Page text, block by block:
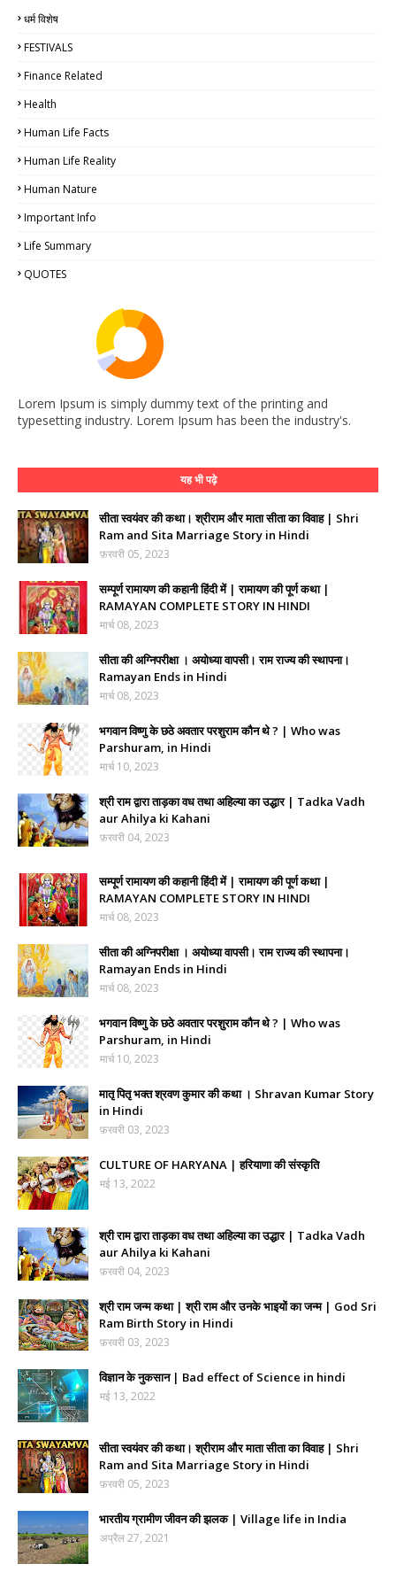
धर्म विशेष
FESTIVALS
Finance Related
Health
Human Life Facts
Human Life Reality
Human Nature
Important Info
Life Summary
QUOTES
Lorem Ipsum is simply dummy text of the printing and
typesetting industry. Lorem Ipsum has been the industry's.
यह भी पढ़े
सीता स्वयंवर की कथा। श्रीराम और माता सीता का विवाह | Shri
Ram and Sita Marriage Story in Hindi
फ़रवरी 05, 2023
सम्पूर्ण रामायण की कहानी हिंदी में | रामायण की पूर्ण कथा |
RAMAYAN COMPLETE STORY IN HINDI
मार्च 08, 2023
सीता की अग्निपरीक्षा । अयोध्या वापसी। राम राज्य की स्थापना।
Ramayan Ends in Hindi
मार्च 08, 2023
भगवान विष्णु के छठे अवतार परशुराम कौन थे ? | Who was
Parshuram, in Hindi
मार्च 10, 2023
श्री राम द्वारा ताड़का वध तथा अहिल्या का उद्धार | Tadka Vadh
aur Ahilya ki Kahani
फ़रवरी 04, 2023
सम्पूर्ण रामायण की कहानी हिंदी में | रामायण की पूर्ण कथा |
RAMAYAN COMPLETE STORY IN HINDI
मार्च 08, 2023
सीता की अग्निपरीक्षा । अयोध्या वापसी। राम राज्य की स्थापना।
Ramayan Ends in Hindi
मार्च 08, 2023
भगवान विष्णु के छठे अवतार परशुराम कौन थे ? | Who was
Parshuram, in Hindi
मार्च 10, 2023
मातृ पितृ भक्त श्रवण कुमार की कथा । Shravan Kumar Story
in Hindi
फ़रवरी 03, 2023
CULTURE OF HARYANA | हरियाणा की संस्कृति
मई 13, 2022
श्री राम द्वारा ताड़का वध तथा अहिल्या का उद्धार | Tadka Vadh
aur Ahilya ki Kahani
फ़रवरी 04, 2023
श्री राम जन्म कथा | श्री राम और उनके भाइयों का जन्म | God Sri
Ram Birth Story in Hindi
फ़रवरी 03, 2023
विज्ञान के नुकसान | Bad effect of Science in hindi
मई 13, 2022
सीता स्वयंवर की कथा। श्रीराम और माता सीता का विवाह | Shri
Ram and Sita Marriage Story in Hindi
फ़रवरी 05, 2023
भारतीय ग्रामीण जीवन की झलक | Village life in India
अप्रैल 27, 2021